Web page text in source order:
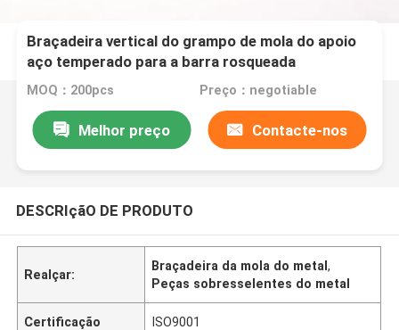
Braçadeira vertical do grampo de mola do apoio
aço temperado para a barra rosqueada
MOQ：200pcs Preço：negotiable
Melhor preço Contacte-nos
DESCRIçãO DE PRODUTO
Realçar:
Braçadeira da mola do metal,
Peças sobresselentes do metal
Certificação ISO9001